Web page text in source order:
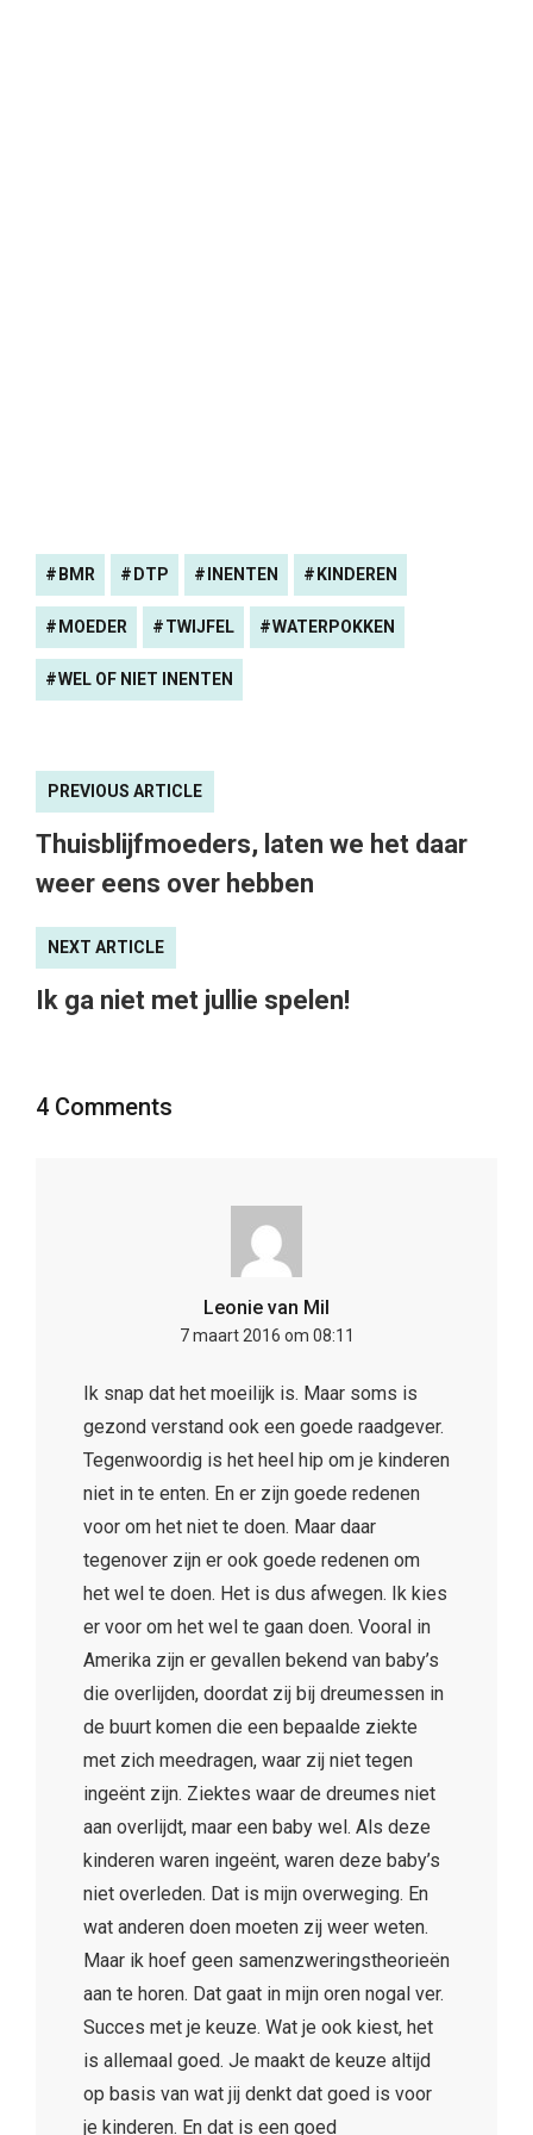
BMR DTP INENTEN KINDEREN
MOEDER TWIJFEL WATERPOKKEN
WEL OF NIET INENTEN
PREVIOUS ARTICLE
Thuisblijfmoeders, laten we het daar
weer eens over hebben
NEXT ARTICLE
Ik ga niet met jullie spelen!
4 Comments
Leonie van Mil
7 maart 2016 om 08:11
Ik snap dat het moeilijk is. Maar soms is
gezond verstand ook een goede raadgever.
Tegenwoordig is het heel hip om je kinderen
niet in te enten. En er zijn goede redenen
voor om het niet te doen. Maar daar
tegenover zijn er ook goede redenen om
het wel te doen. Het is dus afwegen. Ik kies
er voor om het wel te gaan doen. Vooral in
Amerika zijn er gevallen bekend van baby’s
die overlijden, doordat zij bij dreumessen in
de buurt komen die een bepaalde ziekte
met zich meedragen, waar zij niet tegen
ingeënt zijn. Ziektes waar de dreumes niet
aan overlijdt, maar een baby wel. Als deze
kinderen waren ingeënt, waren deze baby’s
niet overleden. Dat is mijn overweging. En
wat anderen doen moeten zij weer weten.
Maar ik hoef geen samenzweringstheorieën
aan te horen. Dat gaat in mijn oren nogal ver.
Succes met je keuze. Wat je ook kiest, het
is allemaal goed. Je maakt de keuze altijd
op basis van wat jij denkt dat goed is voor
je kinderen. En dat is een goed